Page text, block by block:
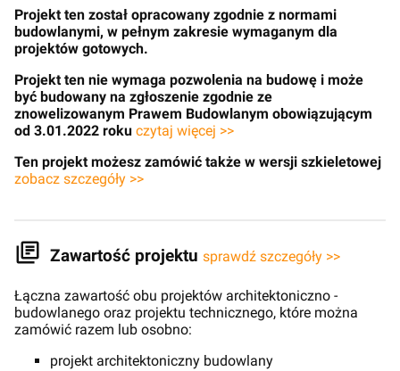
Projekt ten został opracowany zgodnie z normami
budowlanymi, w pełnym zakresie wymaganym dla
projektów gotowych.
Projekt ten nie wymaga pozwolenia na budowę i może
być budowany na zgłoszenie zgodnie ze
znowelizowanym Prawem Budowlanym obowiązującym
od 3.01.2022 roku czytaj więcej >>
Ten projekt możesz zamówić także w wersji szkieletowej
zobacz szczegóły >>
Zawartość projektu sprawdź szczegóły >>
Łączna zawartość obu projektów architektoniczno -
budowlanego oraz projektu technicznego, które można
zamówić razem lub osobno:
projekt architektoniczny budowlany